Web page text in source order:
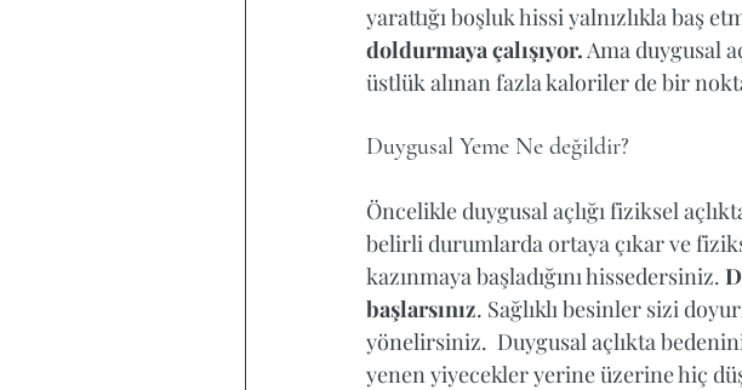
yarattığı boşluk hissi yalnızlıkla baş
doldurmaya çalışıyor. Ama duygusal
üstlük alınan fazla kaloriler de bir
Duygusal Yeme Ne değildir?
Öncelikle duygusal açlığı fiziksel
belirli durumlarda ortaya çıkar ve
kazınmaya başladığını hissedersiniz.
başlarsınız. Sağlıklı besinler sizi
yönelirsiniz.  Duygusal açlıkta
yenen yiyecekler yerine üzerine hiç